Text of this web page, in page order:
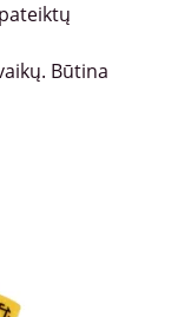
Būtina